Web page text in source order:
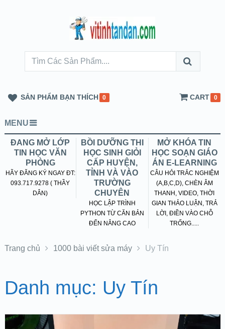
SẢN PHẨM BẠN THÍCH 0 CART 0
MENU
ĐANG MỞ LỚP
TIN HỌC VĂN
PHÒNG
HÃY ĐĂNG KÝ NGAY ĐT:
093.717.9278 ( THẦY
DÂN)
BỒI DƯỠNG THI
HỌC SINH GIỎI
CẤP HUYỆN,
TỈNH VÀ VÀO
TRƯỜNG
CHUYÊN
HỌC LẬP TRÌNH
PYTHON TỪ CĂN BẢN
ĐẾN NÂNG CAO
MỞ KHÓA TIN
HỌC SOẠN GIÁO
ÁN E-LEARNING
CÂU HỎI TRẮC NGHIỆM
(A,B,C,D), CHÈN ÂM
THANH, VIDEO, THỜI
GIAN THẢO LUẬN, TRẢ
LỜI, ĐIỀN VÀO CHỖ
TRỐNG.....
Trang chủ 1000 bài viết sửa máy Uy Tín
Danh mục: Uy Tín